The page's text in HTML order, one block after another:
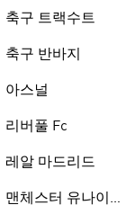
축구 트랙수트
축구 반바지
아스널
리버풀 Fc
레알 마드리드
맨체스터 유나이